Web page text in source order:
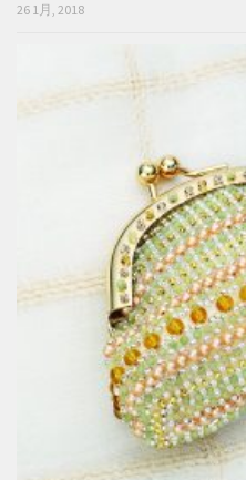
26 1月, 2018